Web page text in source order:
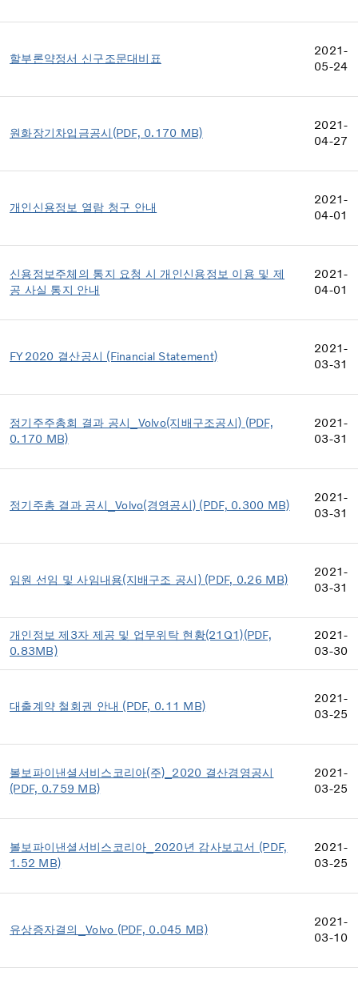
할부론약정서 신구조문대비표
2021-
05-24
원화장기차입금공시(PDF, 0.170 MB)
2021-
04-27
개인신용정보 열람 청구 안내
2021-
04-01
신용정보주체의 통지 요청 시 개인신용정보 이용 및 제
공 사실 통지 안내
2021-
04-01
FY2020 결산공시 (Financial Statement)
2021-
03-31
정기주주총회 결과 공시_Volvo(지배구조공시) (PDF,
0.170 MB)
2021-
03-31
정기주총 결과 공시_Volvo(경영공시) (PDF, 0.300 MB)
2021-
03-31
임원 선임 및 사임내용(지배구조 공시) (PDF, 0.26 MB)
2021-
03-31
개인정보 제3자 제공 및 업무위탁 현황(21Q1)(PDF,
0.83MB)
2021-
03-30
대출계약 철회권 안내 (PDF, 0.11 MB)
2021-
03-25
볼보파이낸셜서비스코리아(주)_2020 결산경영공시
(PDF, 0.759 MB)
2021-
03-25
볼보파이낸셜서비스코리아_2020년 감사보고서 (PDF,
1.52 MB)
2021-
03-25
유상증자결의_Volvo (PDF, 0.045 MB)
2021-
03-10